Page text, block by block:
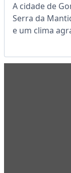
A cidade de
Serra da
e um clima